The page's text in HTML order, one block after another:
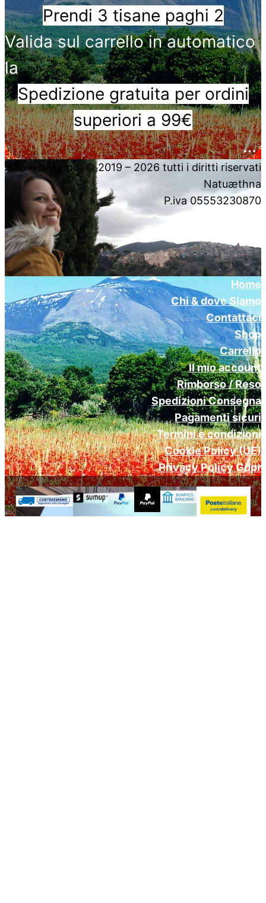
Prendi 3 tisane paghi 2
Valida sul carrello in automatico
la
Spedizione gratuita per ordini
superiori a 99€
….
sito e sviluppo: © 2019 – 2026 tutti i diritti riservati
Natuæthna
P.iva 05553230870
Home
Chi & dove Siamo
Contattaci
Shop
Carrello
Il mio account
Rimborso / Reso
Spedizioni Consegna
Pagamenti sicuri
Termini e condizioni
Cookie Policy (UE)
Privacy Policy Gdpr